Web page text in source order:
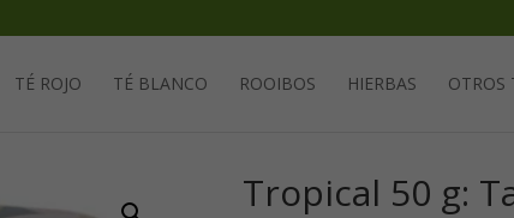
TÉ ROJO TÉ BLANCO ROOIBOS HIERBAS OTROS
Tropical 50 g: